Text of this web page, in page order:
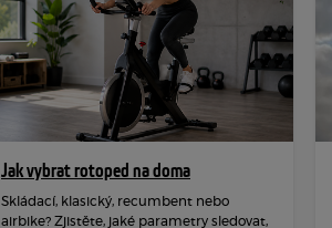
Jak vybrat rotoped na doma
Skládací, klasický, recumbent nebo
airbike? Zjistěte, jaké parametry sledovat,